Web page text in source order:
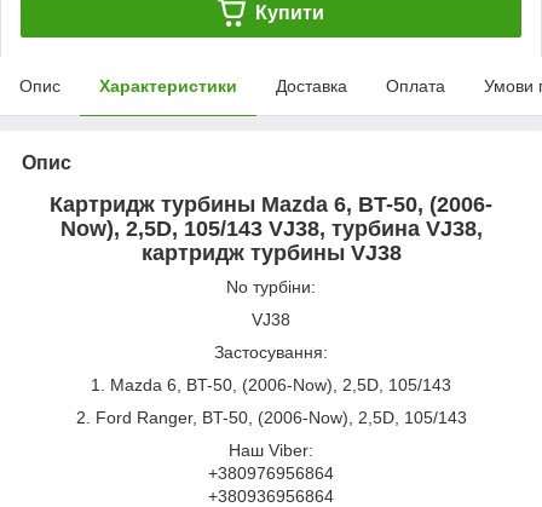
Купити
Опис Характеристики Доставка Оплата Умови
Опис
Картридж турбины Mazda 6, BT-50, (2006-
Now), 2,5D, 105/143 VJ38, турбина VJ38,
картридж турбины VJ38
No турбіни:
VJ38
Застосування:
1. Mazda 6, BT-50, (2006-Now), 2,5D, 105/143
2. Ford Ranger, BT-50, (2006-Now), 2,5D, 105/143
Наш Viber:
+380976956864
+380936956864